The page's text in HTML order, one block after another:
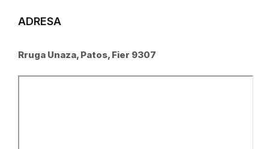
ADRESA
Rruga Unaza, Patos, Fier 9307